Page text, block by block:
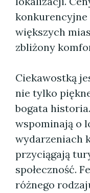
większych
zbliżony
Ciekawostką
nie tylko
bogata
wspominają o
wydarzeniach
przyciągają
społeczność.
różnego